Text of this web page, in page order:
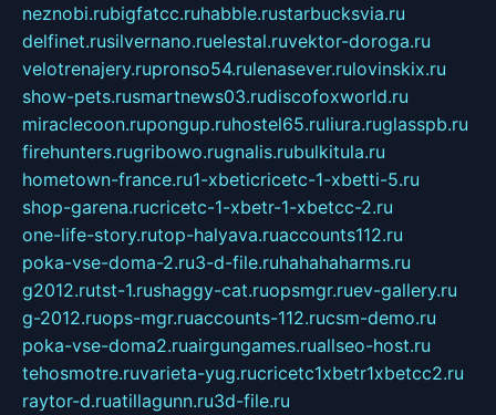
neznobi.rubigfatcc.ruhabble.rustarbucksvia.ru
delfinet.rusilvernano.ruelestal.ruvektor-doroga.ru
velotrenajery.rupronso54.rulenasever.rulovinskix.ru
show-pets.rusmartnews03.rudiscofoxworld.ru
miraclecoon.rupongup.ruhostel65.ruliura.ruglasspb.ru
firehunters.rugribowo.rugnalis.rubulkitula.ru
hometown-france.ru1-xbeticricetc-1-xbetti-5.ru
shop-garena.rucricetc-1-xbetr-1-xbetcc-2.ru
one-life-story.rutop-halyava.ruaccounts112.ru
poka-vse-doma-2.ru3-d-file.ruhahahaharms.ru
g2012.rutst-1.rushaggy-cat.ruopsmgr.ruev-gallery.ru
g-2012.ruops-mgr.ruaccounts-112.rucsm-demo.ru
poka-vse-doma2.ruairgungames.ruallseo-host.ru
tehosmotre.ruvarieta-yug.rucricetc1xbetr1xbetcc2.ru
raytor-d.ruatillagunn.ru3d-file.ru